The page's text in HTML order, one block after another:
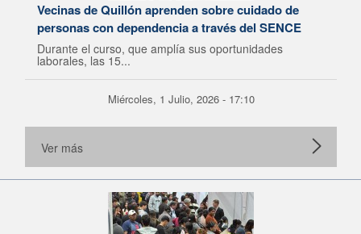
Vecinas de Quillón aprenden sobre cuidado de
personas con dependencia a través del SENCE
Durante el curso, que amplía sus oportunidades
laborales, las 15...
Miércoles, 1 Julio, 2026 - 17:10
Ver más